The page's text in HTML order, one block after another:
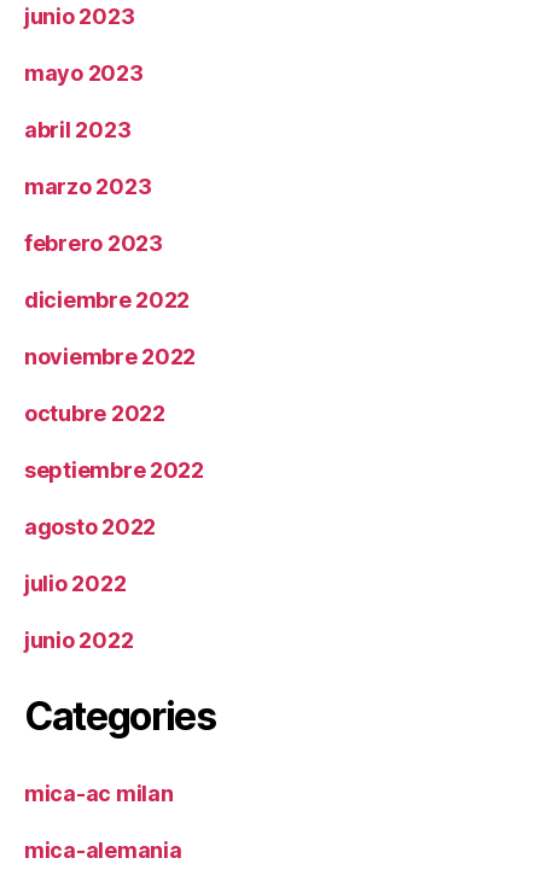
junio 2023
mayo 2023
abril 2023
marzo 2023
febrero 2023
diciembre 2022
noviembre 2022
octubre 2022
septiembre 2022
agosto 2022
julio 2022
junio 2022
Categories
mica-ac milan
mica-alemania